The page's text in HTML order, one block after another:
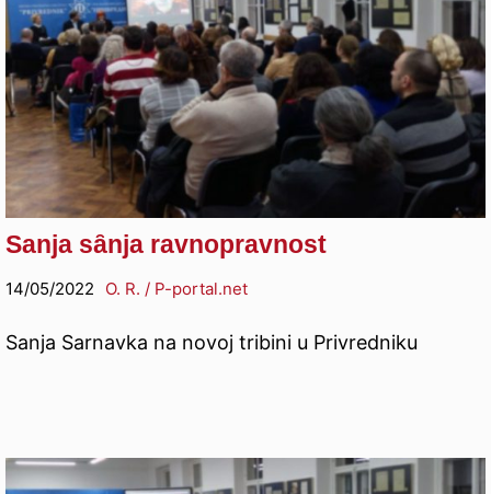
Sanja sȃnja ravnopravnost
14/05/2022 O. R. / P-portal.net
Sanja Sarnavka na novoj tribini u Privredniku